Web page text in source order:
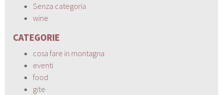
Senza categoria
wine
CATEGORIE
cosa fare in montagna
eventi
food
gite